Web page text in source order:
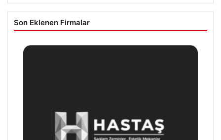
Son Eklenen Firmalar